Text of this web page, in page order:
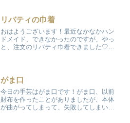
リバティの巾着
おはようございます！最近なかなかハン
ドメイド、できなかったのですが、やっ
と、注文のリバティ巾着できました♡リ
りの素材です(*´ω｀*...
がま口
今日の手芸はがま口です！がま口、以前
財布を作ったことがありましたが、本体
が曲がってしまって、失敗してしまいま